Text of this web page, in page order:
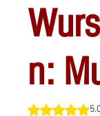
n:
Das Rating